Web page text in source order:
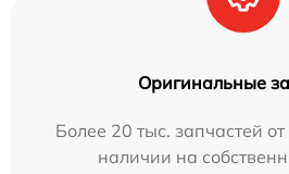
Оригинальные
Более 20 тыс. запчастей
наличии на